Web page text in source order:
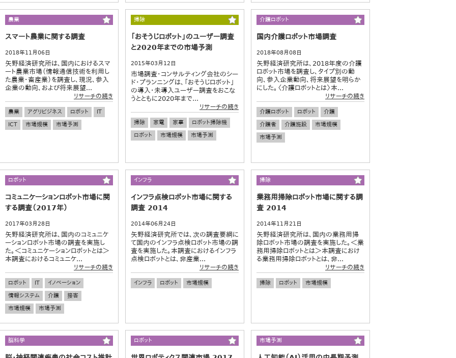
農業
スマート農業に関する調査
2018年11月06日
矢野経済研究所は、国内におけるスマ
ート農業市場（情報通信技術を利用し
た農業・畜産業）を調査し、現況、参入
企業の動向、および将来展望...
リサーチの続き
農業 アグリビジネス ロボット
IT
ICT
市場規模 市場予測
掃除
「おそうじロボット」のユーザー調査
と2020年までの市場予測
2015年03月12日
市場調査・コンサルティング会社のシー
ド・プランニングは、「おそうじロボット」
の導入・未導入ユーザー調査をおこな
うとともに2020年まで...
リサーチの続き
掃除 家電 家事
ロボット掃除機
ロボット
市場規模 市場予測
介護ロボット
国内介護ロボット市場調査
2018年08月08日
矢野経済研究所は、2018年度の介護
ロボット市場を調査し、タイプ別の動
向、参入企業動向、将来展望を明らか
にした。〈介護ロボットとは〉本...
リサーチの続き
介護ロボット ロボット
介護
介護者
介護施設
市場規模
市場予測
ロボット
コミュニケーションロボット市場に関
する調査（2017年）
2017年03月28日
矢野経済研究所は、国内のコミュニケ
ーションロボット市場の調査を実施し
た。＜コミュニケーションロボットとは＞
本調査におけるコミュニケ...
リサーチの続き
ロボット IT
イノベーション
情報システム
介護
接客
市場規模
市場予測
インフラ
インフラ点検ロボット市場に関する
調査 2014
2014年06月24日
矢野経済研究所では、次の調査要綱に
て国内のインフラ点検ロボット市場の調
査を実施した。本調査におけるインフラ
点検ロボットとは、非産業...
リサーチの続き
インフラ ロボット 市場規模
掃除
業務用掃除ロボット市場に関する調
査 2014
2014年11月21日
矢野経済研究所は、国内の業務用掃
除ロボット市場の調査を実施した。＜業
務用掃除ロボットとは＞本調査におけ
る業務用掃除ロボットとは、非...
リサーチの続き
掃除 ロボット 市場規模
脳科学 ロボット 市場予測